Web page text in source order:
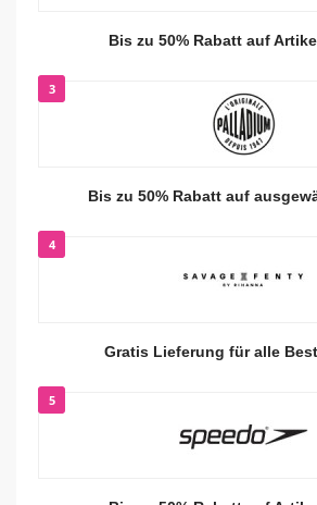
Bis zu 50% Rabatt auf
3
Bis zu 50% Rabatt auf
4
Gratis Lieferung für alle
5